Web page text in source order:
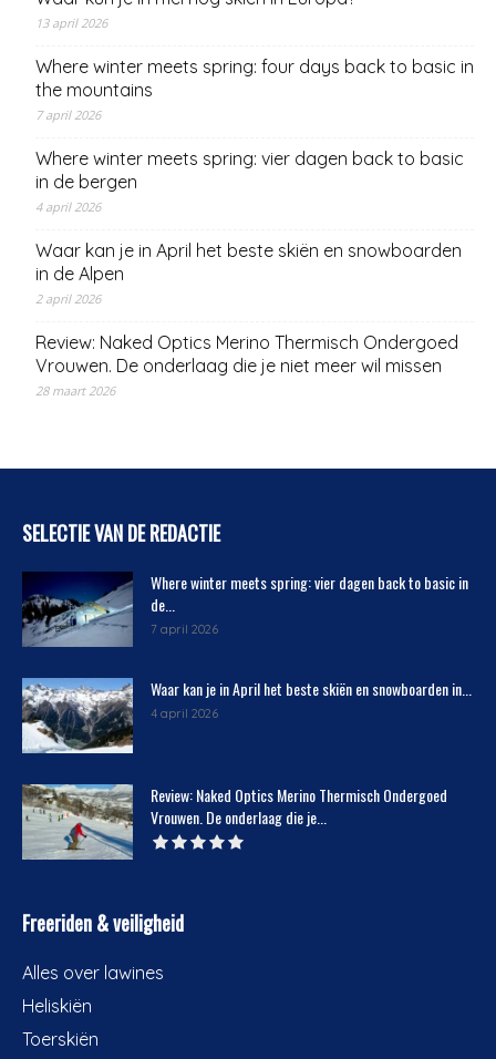
13 april 2026
Where winter meets spring: four days back to basic in
the mountains
7 april 2026
Where winter meets spring: vier dagen back to basic
in de bergen
4 april 2026
Waar kan je in April het beste skiën en snowboarden
in de Alpen
2 april 2026
Review: Naked Optics Merino Thermisch Ondergoed
Vrouwen. De onderlaag die je niet meer wil missen
28 maart 2026
SELECTIE VAN DE REDACTIE
Where winter meets spring: vier dagen back to basic in
de...
7 april 2026
Waar kan je in April het beste skiën en snowboarden in...
4 april 2026
Review: Naked Optics Merino Thermisch Ondergoed
Vrouwen. De onderlaag die je...
Freeriden & veiligheid
Alles over lawines
Heliskiën
Toerskiën